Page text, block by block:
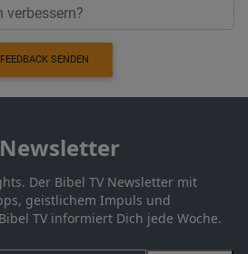
FEEDBACK SENDEN
Der Bibel TV Newsletter mit
geistlichem Impuls und
TV informiert Dich jede Woche.